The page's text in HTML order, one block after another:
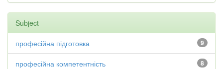
Subject
9
професійна підготовка
8
професійна компетентність